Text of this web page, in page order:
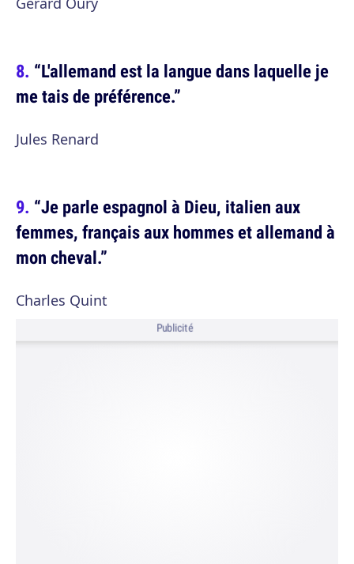
“L'allemand est la langue dans laquelle je
me tais de préférence.”
Jules Renard
“Je parle espagnol à Dieu, italien aux
femmes, français aux hommes et allemand à
mon cheval.”
Charles Quint
Publicité